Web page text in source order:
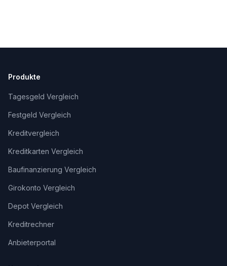
Produkte
Tagesgeld Vergleich
Festgeld Vergleich
Kreditvergleich
Kreditkarten Vergleich
Baufinanzierung Vergleich
Girokonto Vergleich
Depot Vergleich
Kreditrechner
Anbieterportal